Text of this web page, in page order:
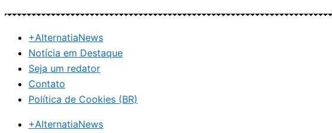
conteúdo
+AlternatiaNews
Notícia em Destaque
Seja um redator
Contato
Política de Cookies (BR)
+AlternatiaNews